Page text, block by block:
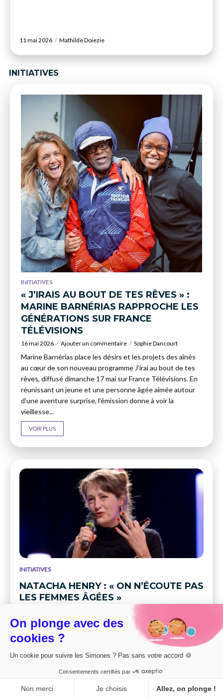
11 mai 2026 Mathilde Doiezie
INITIATIVES
INITIATIVES
« J’IRAIS AU BOUT DE TES RÊVES » :
MARINE BARNÉRIAS RAPPROCHE LES
GÉNÉRATIONS SUR FRANCE
TÉLÉVISIONS
16 mai 2026 Ajouter un commentaire Sophie Dancourt
Marine Barnérias place les désirs et les projets des aînés
au cœur de son nouveau programme J’irai au bout de tes
rêves, diffusé dimanche 17 mai sur France Télévisions. En
réunissant un jeune et une personne âgée aimée autour
d’une aventure surprise, l’émission donne à voir la
vieillesse...
VOIR PLUS
INITIATIVES
NATACHA HENRY : « ON N’ÉCOUTE PAS
LES FEMMES ÂGÉES »
On plonge avec des
cookies ?
Un cookie pour suivre les Simones ? Pas sans votre accord 🍪
Consentements certifiés par
Non merci Je choisis Allez, on plonge !